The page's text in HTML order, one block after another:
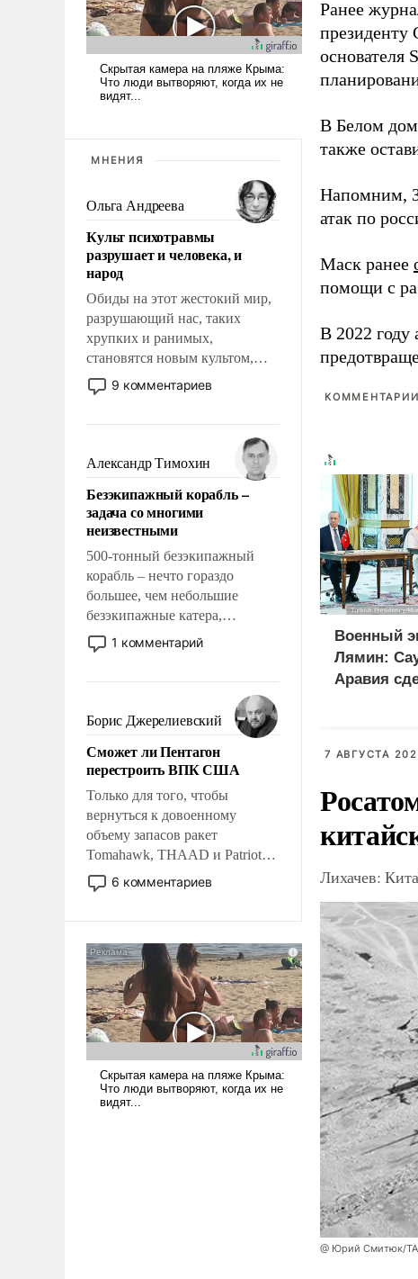
МНЕНИЯ
Ольга Андреева
Культ психотравмы
разрушает и человека, и
народ
Обиды на этот жестокий мир,
разрушающий нас, таких
хрупких и ранимых,
становятся новым культом,
постепенно вытесняя и
отменяя традиционное
мужественным и твердым под
ударами судьбы, брать на себя
ответственность, помогать
слабым, идти вперед и
адаптироваться.
9 комментариев
Александр Тимохин
Безэкипажный корабль –
задача со многими
неизвестными
500-тонный безэкипажный
корабль – нечто гораздо
большее, чем небольшие
безэкипажные катера,
применение которых уже
стало обыденностью. Задача по
сложна и амбициозна. Однако
и ее реализация радикально
поднимет наши боевые
возможности.
1 комментарий
Борис Джерелиевский
Сможет ли Пентагон
перестроить ВПК США
Только для того, чтобы
вернуться к довоенному
объему запасов ракет
Tomahawk, THAAD и Patriot
США потребуется более трех
лет. Даже небольшая война с
Сложившаяся ситуация
означает многолетний период
уязвимости США, например,
перед Китаем.
6 комментариев
Ранее
основателя
В Белом
также
Напомним,
атак по
Маск ранее
помощи с
В 2022 году
Военный
Лямин:
Аравия
7 АВГУСТА
Лихачев:
@ Юрий Смитюк/